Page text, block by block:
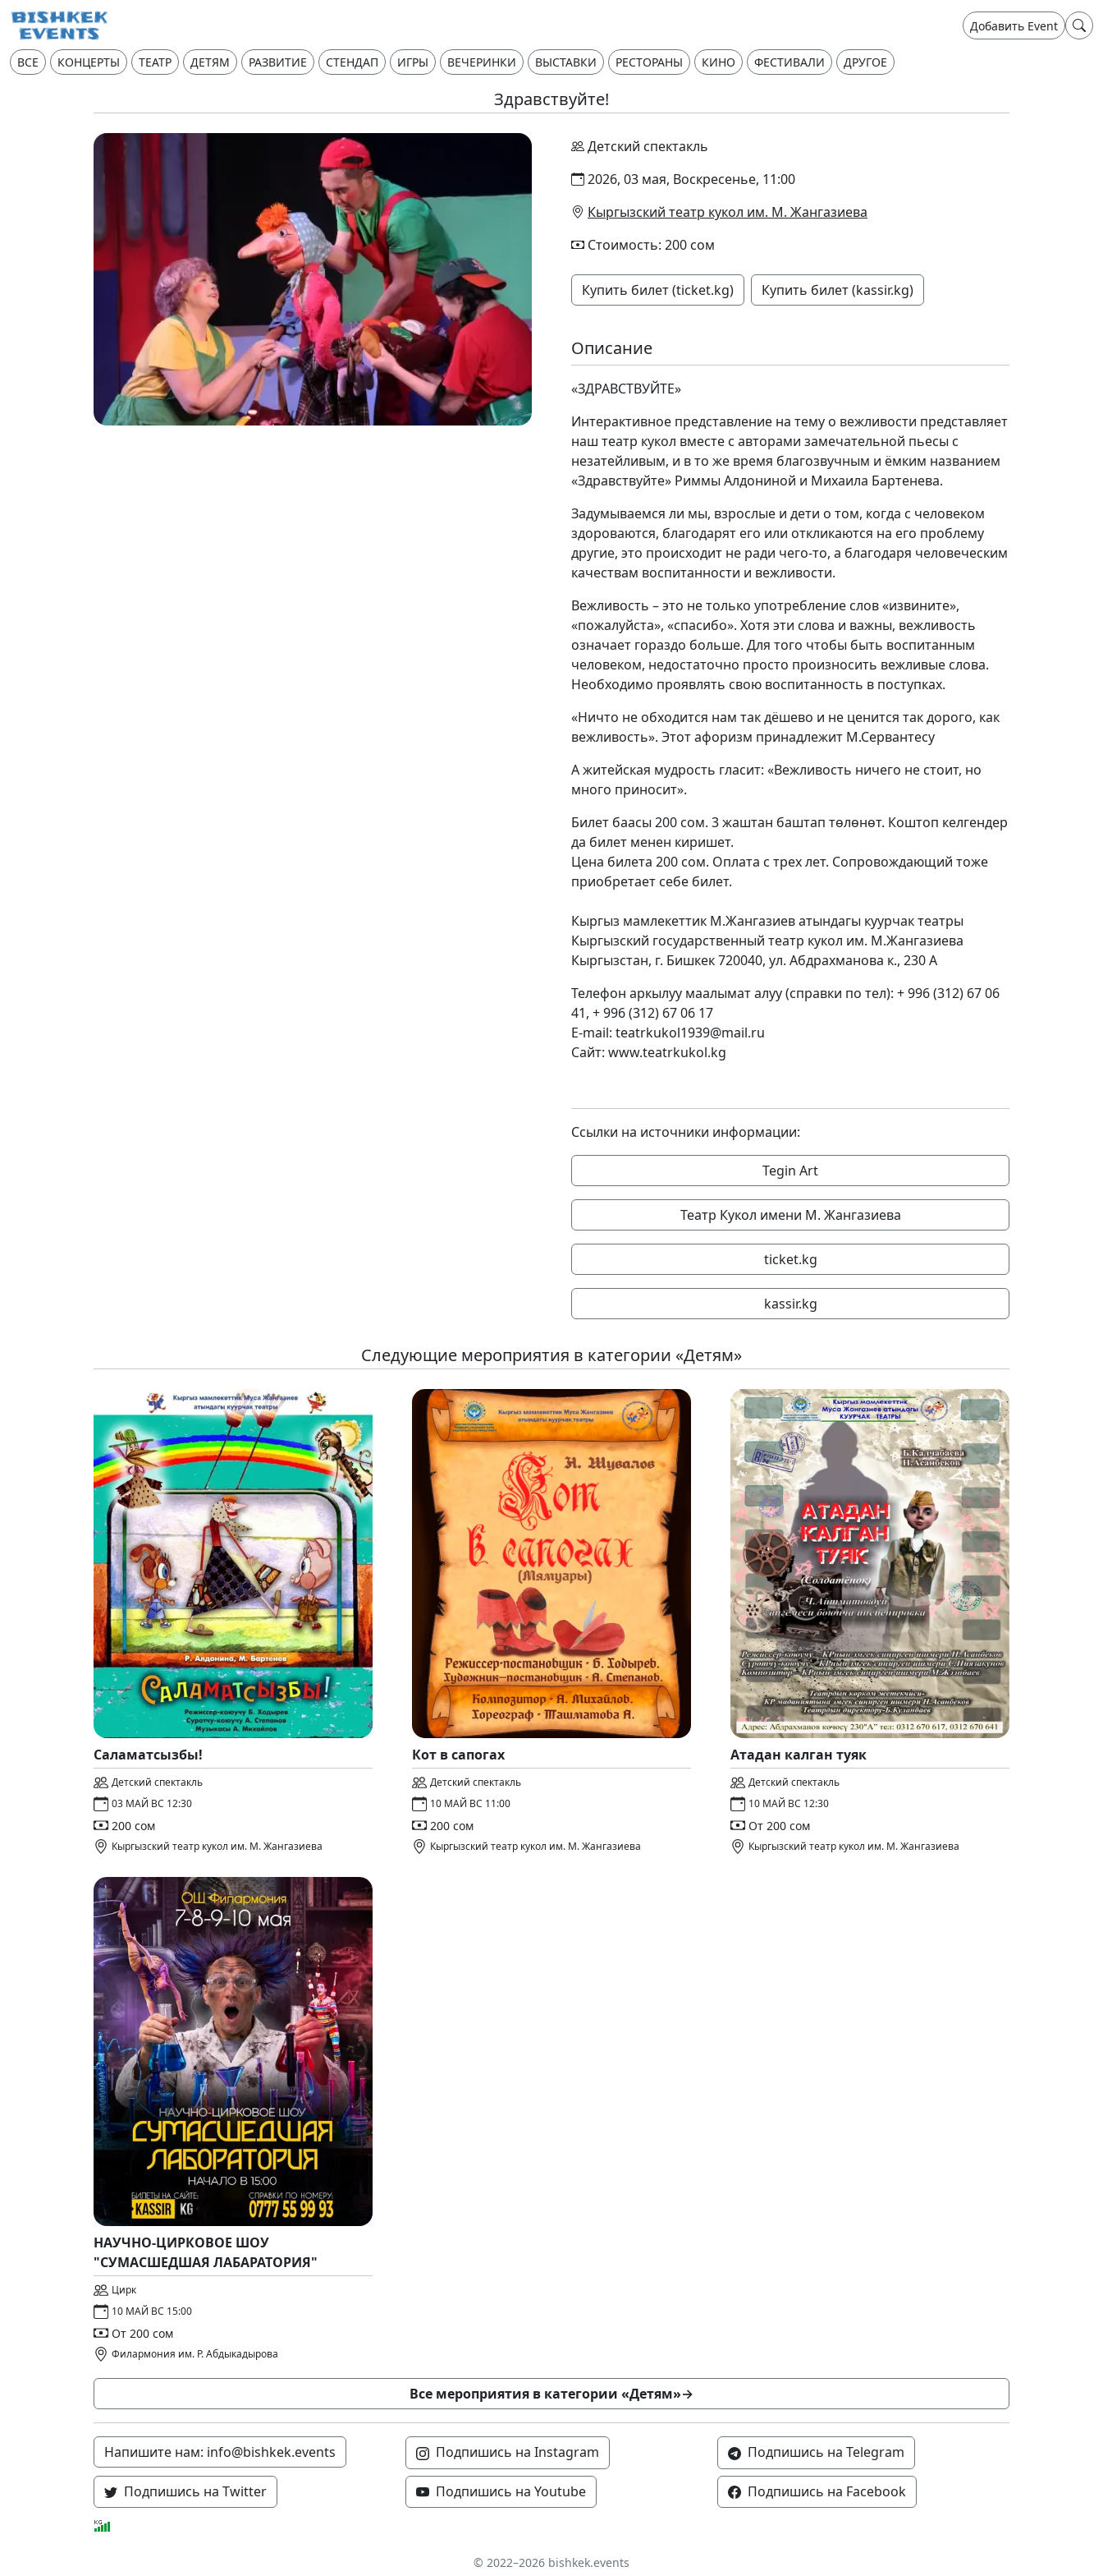
Добавить Event
ВСЕ КОНЦЕРТЫ ТЕАТР ДЕТЯМ РАЗВИТИЕ СТЕНДАП ИГРЫ ВЕЧЕРИНКИ ВЫСТАВКИ РЕСТОРАНЫ КИНО ФЕСТИВАЛИ ДРУГОЕ
Здравствуйте!
Детский спектакль
2026, 03 мая, Воскресенье, 11:00
Кыргызский театр кукол им. М. Жангазиева
Стоимость: 200 сом
Купить билет (ticket.kg) Купить билет (kassir.kg)
Описание
«ЗДРАВСТВУЙТЕ»
Интерактивное представление на тему о вежливости представляет
наш театр кукол вместе с авторами замечательной пьесы с
незатейливым, и в то же время благозвучным и ёмким названием
«Здравствуйте» Риммы Алдониной и Михаила Бартенева.
Задумываемся ли мы, взрослые и дети о том, когда с человеком
здороваются, благодарят его или откликаются на его проблему
другие, это происходит не ради чего-то, а благодаря человеческим
качествам воспитанности и вежливости.
Вежливость – это не только употребление слов «извините»,
«пожалуйста», «спасибо». Хотя эти слова и важны, вежливость
означает гораздо больше. Для того чтобы быть воспи­танным
человеком, недостаточно просто произносить вежливые слова.
Необхо­димо проявлять свою воспитанность в поступках.
«Ничто не обходится нам так дёшево и не ценится так дорого, как
вежливость». Этот афоризм принадлежит М.Сервантесу
А житейская мудрость гласит: «Вежливость ничего не стоит, но
много приносит».
Билет баасы 200 сом. 3 жаштан баштап төлөнөт. Коштоп келгендер
да билет менен киришет.
Цена билета 200 сом. Оплата с трех лет. Сопровождающий тоже
приобретает себе билет.
Кыргыз мамлекеттик М.Жангазиев атындагы куурчак театры
Кыргызский государственный театр кукол им. М.Жангазиева
Кыргызстан, г. Бишкек 720040, ул. Абдрахманова к., 230 A
Телефон аркылуу маалымат алуу (справки по тел): + 996 (312) 67 06
41, + 996 (312) 67 06 17
E-mail: teatrkukol1939@mail.ru
Сайт: www.teatrkukol.kg
Ссылки на источники информации:
Tegin Art
Театр Кукол имени М. Жангазиева
ticket.kg
kassir.kg
Следующие мероприятия в категории «Детям»
Саламатсызбы!
Детский спектакль
03 МАЙ ВС 12:30
200 сом
Кыргызский театр кукол им. М. Жангазиева
Кот в сапогах
Детский спектакль
10 МАЙ ВС 11:00
200 сом
Кыргызский театр кукол им. М. Жангазиева
Атадан калган туяк
Детский спектакль
10 МАЙ ВС 12:30
От 200 сом
Кыргызский театр кукол им. М. Жангазиева
НАУЧНО-ЦИРКОВОЕ ШОУ
"СУМАСШЕДШАЯ ЛАБАРАТОРИЯ"
Цирк
10 МАЙ ВС 15:00
От 200 сом
Филармония им. Р. Абдыкадырова
Все мероприятия в категории «Детям»→
Напишите нам: info@bishkek.events Подпишись на Instagram Подпишись на Telegram
Подпишись на Twitter Подпишись на Youtube Подпишись на Facebook
© 2022–2026 bishkek.events